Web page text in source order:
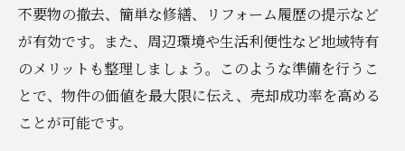
不要物の撤去、簡単な修繕、リフォーム履歴の提示など
が有効です。また、周辺環境や生活利便性など地域特有
のメリットも整理しましょう。このような準備を行うこ
とで、物件の価値を最大限に伝え、売却成功率を高める
ことが可能です。